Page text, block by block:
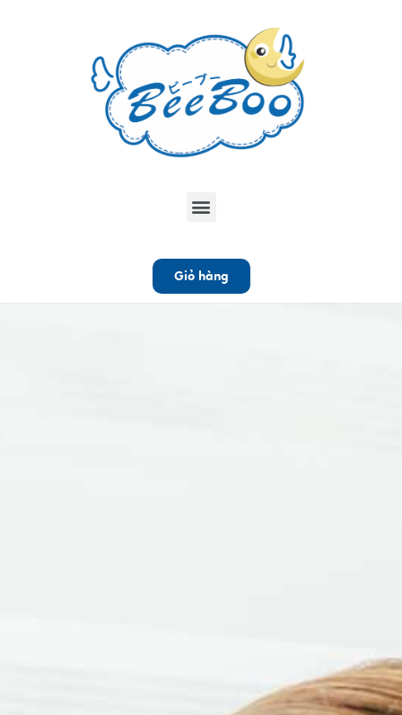
Giỏ hàng